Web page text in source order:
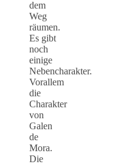
dem
Weg
räumen.
Es gibt
noch
einige
Nebencharakter.
Vorallem
die
Charakter
von
Galen
de
Mora.
Die